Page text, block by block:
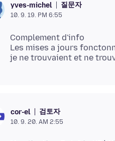
yves-michel 질문자
10. 9. 19. PM 6:55
Complement d'info
Les mises a jours
cor-el 검토자
10. 9. 20. AM 2:55